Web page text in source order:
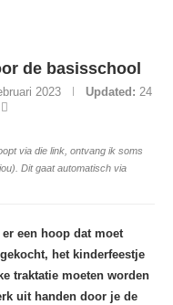
de basisschool
2023 Updated: 24
via die link, ontvang ik soms
Dit gaat automatisch via
een hoop dat moet
het kinderfeestje
traktatie moeten worden
uit handen door je de